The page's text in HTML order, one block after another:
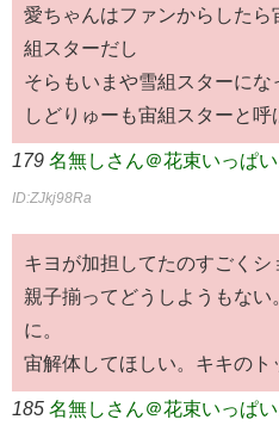
愛ちゃんはファンからしたら
組スターだし
そらもいまや雪組スターにな
しどりゅーも宙組スターと呼
179 名無しさん＠花束いっぱい
ID:ZJkj98Ra
キヨが加担してたのすごくシ
親子揃ってどうしようもない
に。
宙解体してほしい。キキの
185 名無しさん＠花束いっぱい